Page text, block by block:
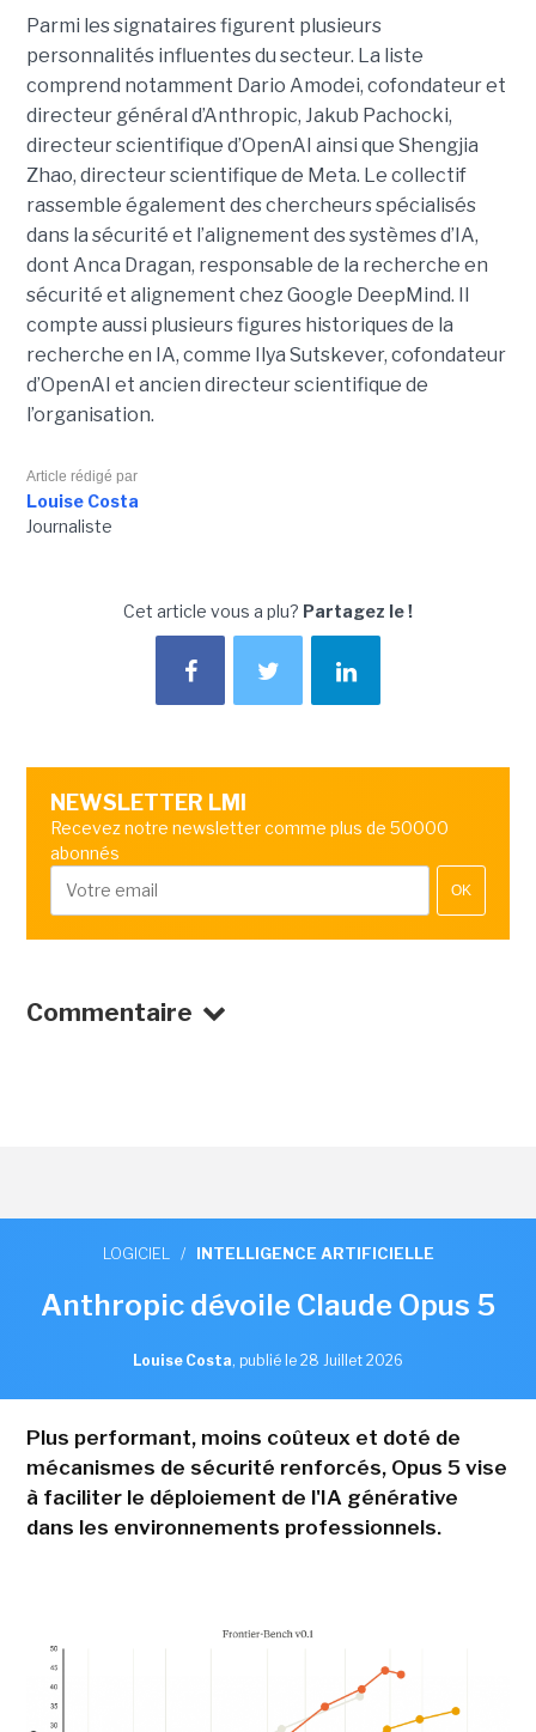
Parmi les signataires figurent plusieurs
personnalités influentes du secteur. La liste
comprend notamment Dario Amodei, cofondateur et
directeur général d’Anthropic, Jakub Pachocki,
directeur scientifique d’OpenAI ainsi que Shengjia
Zhao, directeur scientifique de Meta. Le collectif
rassemble également des chercheurs spécialisés
dans la sécurité et l’alignement des systèmes d’IA,
dont Anca Dragan, responsable de la recherche en
sécurité et alignement chez Google DeepMind. Il
compte aussi plusieurs figures historiques de la
recherche en IA, comme Ilya Sutskever, cofondateur
d’OpenAI et ancien directeur scientifique de
l’organisation.
Article rédigé par
Louise Costa
Journaliste
Cet article vous a plu? Partagez le !
NEWSLETTER LMI
Recevez notre newsletter comme plus de 50000
abonnés
OK
Commentaire
LOGICIEL / INTELLIGENCE ARTIFICIELLE
Anthropic dévoile Claude Opus 5
Louise Costa, publié le 28 Juillet 2026
Plus performant, moins coûteux et doté de
mécanismes de sécurité renforcés, Opus 5 vise
à faciliter le déploiement de l'IA générative
dans les environnements professionnels.